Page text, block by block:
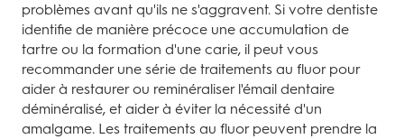
problèmes avant qu'ils ne s'aggravent. Si votre dentiste
identifie de manière précoce une accumulation de
tartre ou la formation d'une carie, il peut vous
recommander une série de traitements au fluor pour
aider à restaurer ou reminéraliser l'émail dentaire
déminéralisé, et aider à éviter la nécessité d'un
amalgame. Les traitements au fluor peuvent prendre la